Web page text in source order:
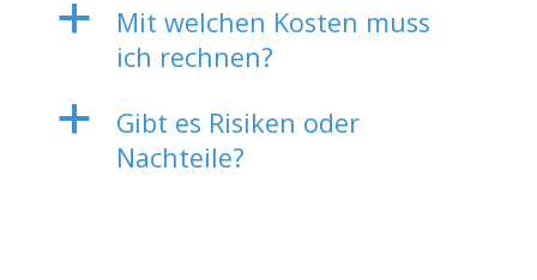
a
Mit welchen Kosten muss
ich rechnen?
a
Gibt es Risiken oder
Nachteile?